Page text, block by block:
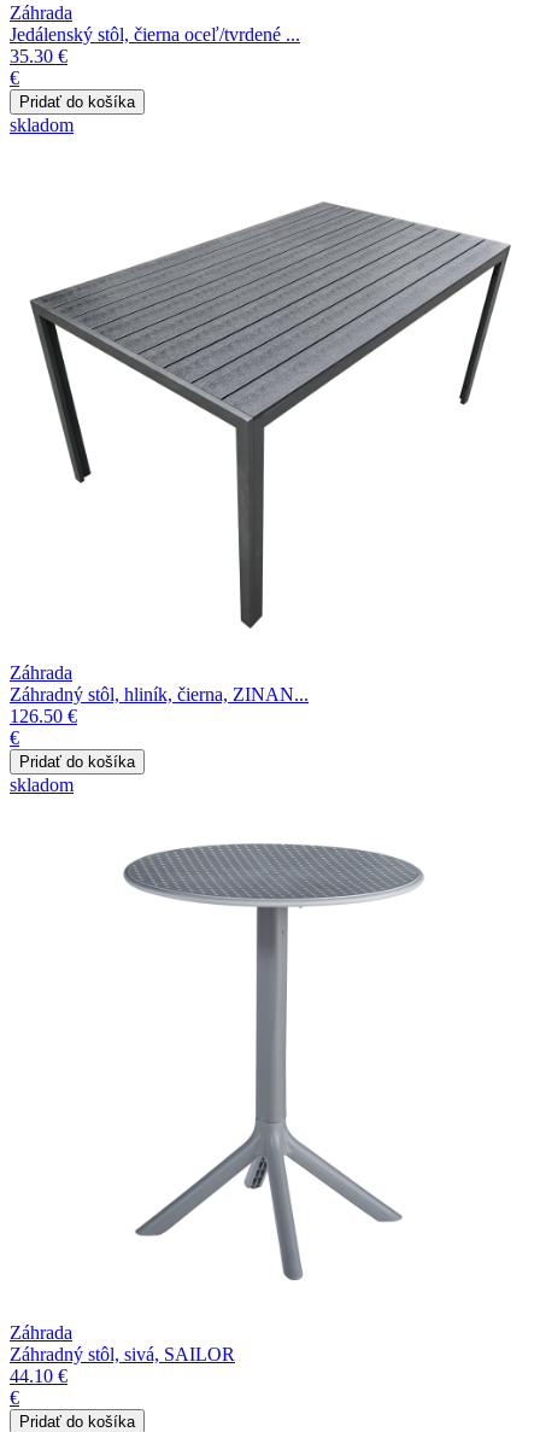
Záhrada
Jedálenský stôl, čierna oceľ/tvrdené ...
35.30 €
€
skladom
Záhrada
Záhradný stôl, hliník, čierna, ZINAN...
126.50 €
€
skladom
Záhrada
Záhradný stôl, sivá, SAILOR
44.10 €
€